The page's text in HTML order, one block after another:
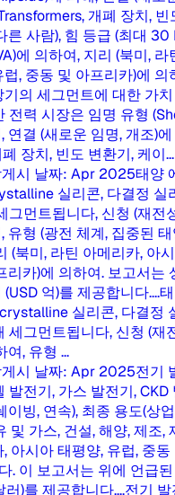
개폐 장치, 빈
른 사람), 힘 등급 (최대
에 의하여, 지리 (북미, 라
, 중동 및 아프리카)에 의
의 세그먼트에 대한 가치
전력 시장은 임명 유형
연결 (새로운 임명, 개조)
장치, 빈도 변환기, 케이...
게시 날짜: Apr 2025태양
실리콘, 다결정 실
그먼트됩니다, 신청 (재전
유형 (광전 체계, 집중된
(북미, 라틴 아메리카, 아
리카)에 의하여. 보고서는
억)를 제공합니다....
실리콘, 다결정
세그먼트됩니다, 신청 (재
여, 유형 ...
게시 날짜: Apr 2025전기
발전기, 가스 발전기, CKD
이빙, 연속), 최종 용도(상
및 가스, 건설, 해양, 제조,
아시아 태평양, 유럽, 중
. 이 보고서는 위에 언급
)를 제공합니다....전기